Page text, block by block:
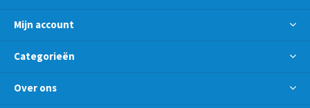
Mijn account
Categorieën
Over ons